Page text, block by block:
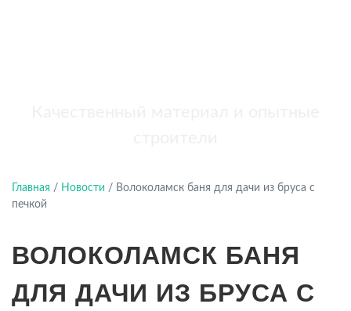
Главная / Новости / Волоколамск баня для дачи из бруса с
печкой
ВОЛОКОЛАМСК БАНЯ
ДЛЯ ДАЧИ ИЗ БРУСА С